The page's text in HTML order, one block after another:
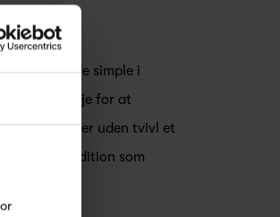
enestående simple i
har man øje for at
HAY er uden tvivl et
design tradition som